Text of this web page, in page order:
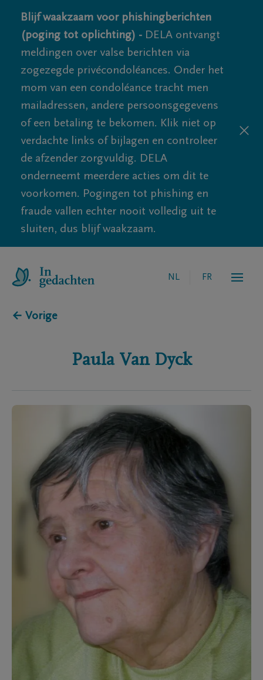
Blijf waakzaam voor phishingberichten
(poging tot oplichting) - DELA ontvangt
meldingen over valse berichten via
zogezegde privécondoléances. Onder het
mom van een condoléance tracht men
mailadressen, andere persoonsgegevens
of een betaling te bekomen. Klik niet op
verdachte links of bijlagen en controleer
de afzender zorgvuldig. DELA
onderneemt meerdere acties om dit te
voorkomen. Pogingen tot phishing en
fraude vallen echter nooit volledig uit te
sluiten, dus blijf waakzaam.
NL FR
← Vorige
Paula Van Dyck